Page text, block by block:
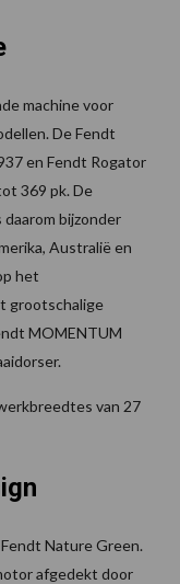
machine voor
De Fendt
en Fendt Rogator
369 pk. De
bijzonder
Australië en
het
grootschalige
MOMENTUM
van 27
Nature Green.
afgedekt door